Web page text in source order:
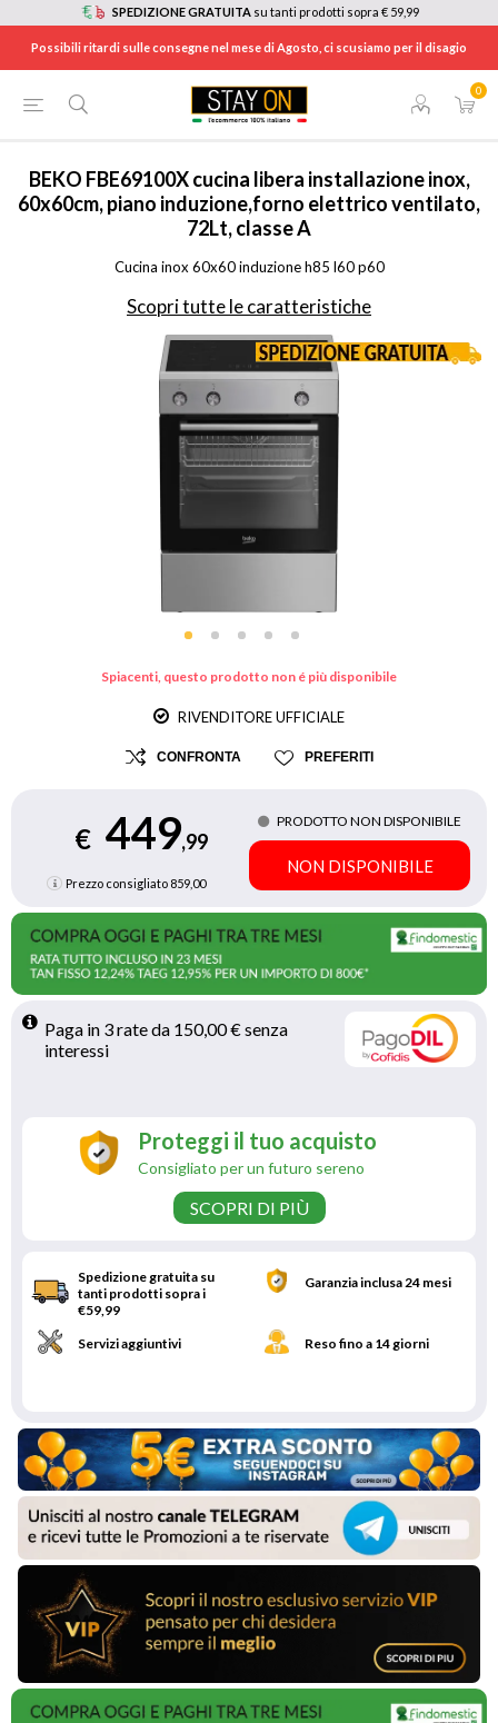
SPEDIZIONE GRATUITA su tanti prodotti sopra € 59,99
Possibili ritardi sulle consegne nel mese di Agosto, ci scusiamo per il disagio
0
ELETTRODOMESTICI / GRANDI ELETTRODOMESTICI CUCINE
BEKO FBE69100X cucina libera installazione inox,
60x60cm, piano induzione,forno elettrico ventilato,
72Lt, classe A
Cucina inox 60x60 induzione h85 l60 p60
Scopri tutte le caratteristiche
Spiacenti, questo prodotto non é più disponibile
RIVENDITORE UFFICIALE
CONFRONTA PREFERITI
€ 449,99
Prezzo consigliato 859,00
PRODOTTO NON DISPONIBILE
NON DISPONIBILE
Paga in 3 rate da 150,00 € senza
interessi
Proteggi il tuo acquisto
Consigliato per un futuro sereno
SCOPRI DI PIÙ
Spedizione gratuita su
tanti prodotti sopra i
€59,99
Garanzia inclusa 24 mesi
Servizi aggiuntivi Reso fino a 14 giorni